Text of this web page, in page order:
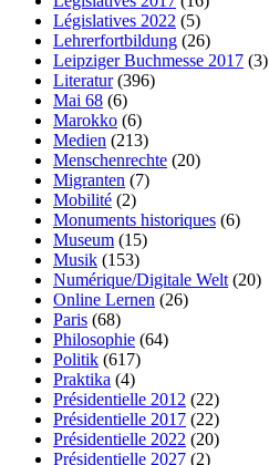
Législatives 2022 (5)
Lehrerfortbildung (26)
Leipziger Buchmesse 2017 (3)
Literatur(396)
Mai 68 (6)
Marokko (6)
Medien (213)
Menschenrechte (20)
Migranten (7)
Mobilité (2)
Monuments historiques (6)
Museum (15)
Musik (153)
Numérique/Digitale Welt (20)
Online Lernen (26)
Paris (68)
Philosophie (64)
Politik (617)
Praktika (4)
Présidentielle 2012 (22)
Présidentielle 2017 (22)
Présidentielle 2022 (20)
Présidentielle 2027 (2)